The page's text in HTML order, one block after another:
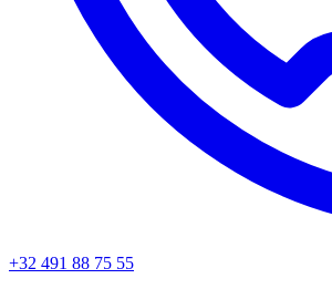
+32 491 88 75 55